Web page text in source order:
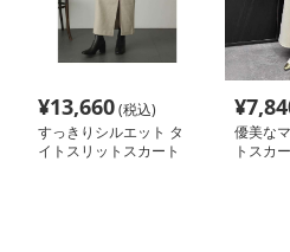
¥13,660(税込)
すっきりシルエット タ
イトスリットスカート
¥
優美な
トスカ